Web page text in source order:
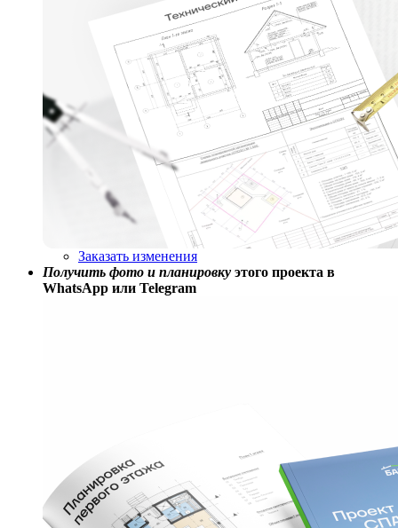
Заказать изменения
Получить фото и планировку этого проекта в
WhatsApp или Telegram